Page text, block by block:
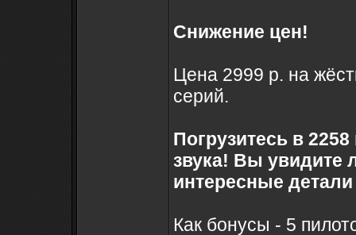
Снижение цен!
Цена 2999 р. на
серий.
Погрузитесь в
звука! Вы увидите
интересные
Как бонусы - 5